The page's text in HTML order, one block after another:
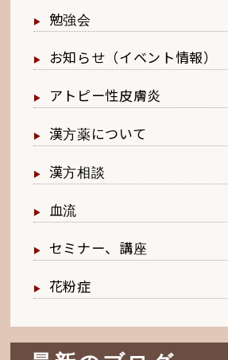
勉強会
お知らせ（イベント情報）
アトピー性皮膚炎
漢方薬について
漢方相談
血流
セミナー、講座
花粉症